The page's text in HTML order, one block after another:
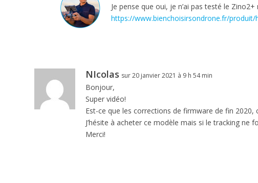
Je pense que oui, je n’ai pas testé le
https://www.bienchoisirsondrone.fr/
NIcolas sur 20 janvier 2021 à 9 h 54 min
Bonjour,
Super vidéo!
Est-ce que les corrections de firmware de fin
J’hésite à acheter ce modèle mais si le tracking
Merci!